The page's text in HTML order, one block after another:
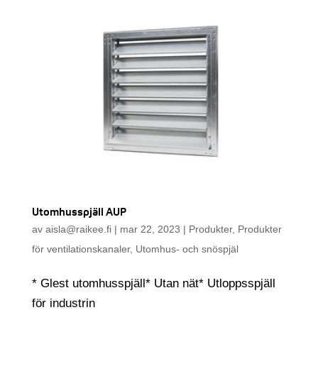
Utomhusspjäll AUP
av aisla@raikee.fi| mar 22, 2023 | Produkter, Produkter
för ventilationskanaler, Utomhus- och snöspjäl
* Glest utomhusspjäll* Utan nät* Utloppsspjäll
för industrin